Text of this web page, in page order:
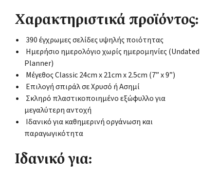
Χαρακτηριστικά προϊόντος:
390 έγχρωμες σελίδες υψηλής ποιότητας
Ημερήσιο ημερολόγιο χωρίς ημερομηνίες (Undated
Planner)
Μέγεθος Classic 24cm x 21cm x 2.5cm (7” x 9”)
Επιλογή σπιράλ σε Χρυσό ή Ασημί
Σκληρό πλαστικοποιημένο εξώφυλλο για
μεγαλύτερη αντοχή
Ιδανικό για καθημερινή οργάνωση και
παραγωγικότητα
Ιδανικό για: